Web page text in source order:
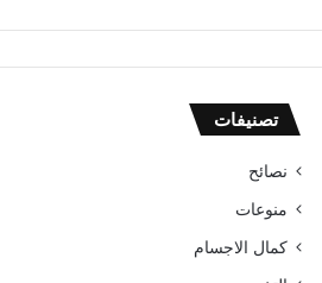
تصنيفات
نصائح
منوعات
كمال الاجسام